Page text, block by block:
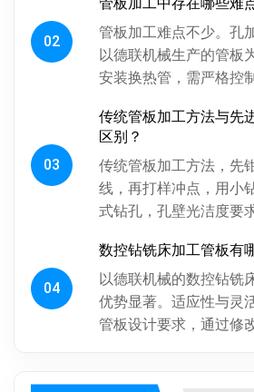
关键，通过射线、超声波
02
管板加工难点不少。孔
以德联机械生产的管板
安装换热管，需严格控
影响换热管安装与设备
03
传统管板加工方法与先
区别？
传统管板加工方法，先
线，再打样冲点，用小
式钻孔，孔壁光洁度要
摇臂定位，劳动强度大
04
数控钻铣床加工管板有
以德联机械的数控钻铣
优势显著。适应性与灵
管板设计要求，通过修